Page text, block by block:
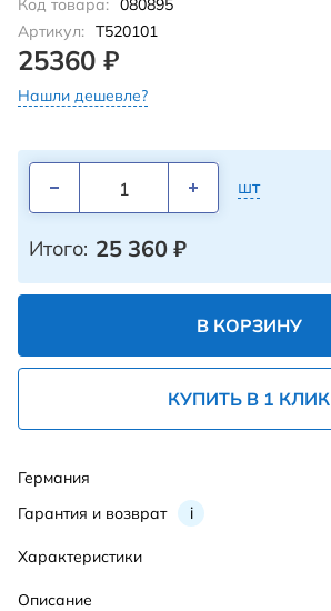
Код товара: 080895
Артикул: T520101
25360 ₽
Нашли дешевле?
шт
Итого: 25 360 ₽
В КОРЗИНУ
КУПИТЬ В 1 КЛИК
Гарантия и возврат i
Германия
Характеристики
Описание